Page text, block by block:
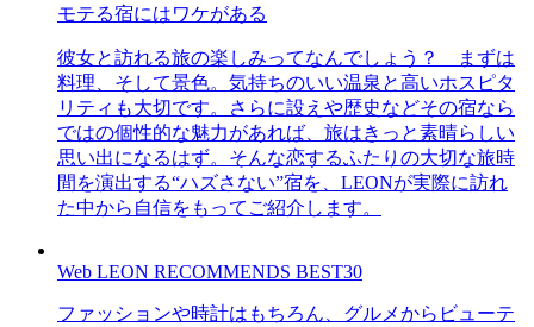
モテる宿にはワケがある
彼女と訪れる旅の楽しみってなんでしょう？ まずは
料理、そして景色。気持ちのいい温泉と高いホスピタ
リティも大切です。さらに設えや歴史などその宿なら
ではの個性的な魅力があれば、旅はきっと素晴らしい
思い出になるはず。そんな恋するふたりの大切な旅時
間を演出する“ハズさない”宿を、LEONが実際に訪れ
た中から自信をもってご紹介します。
Web LEON RECOMMENDS BEST30
ファッションや時計はもちろん、グルメからビューテ